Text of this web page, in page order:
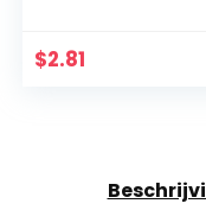
WINDOW Stickers
$2.81